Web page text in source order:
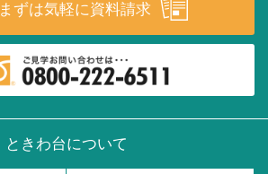
まずは気軽に資料請求
ときわ台について